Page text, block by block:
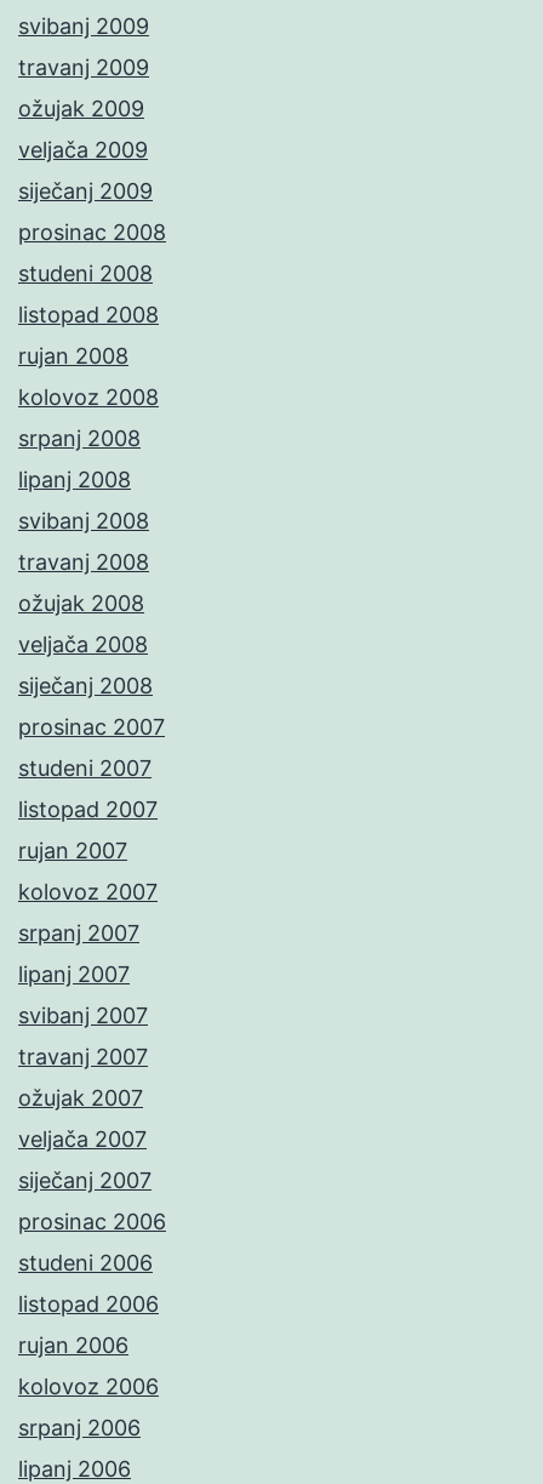
svibanj 2009
travanj 2009
ožujak 2009
veljača 2009
siječanj 2009
prosinac 2008
studeni 2008
listopad 2008
rujan 2008
kolovoz 2008
srpanj 2008
lipanj 2008
svibanj 2008
travanj 2008
ožujak 2008
veljača 2008
siječanj 2008
prosinac 2007
studeni 2007
listopad 2007
rujan 2007
kolovoz 2007
srpanj 2007
lipanj 2007
svibanj 2007
travanj 2007
ožujak 2007
veljača 2007
siječanj 2007
prosinac 2006
studeni 2006
listopad 2006
rujan 2006
kolovoz 2006
srpanj 2006
lipanj 2006